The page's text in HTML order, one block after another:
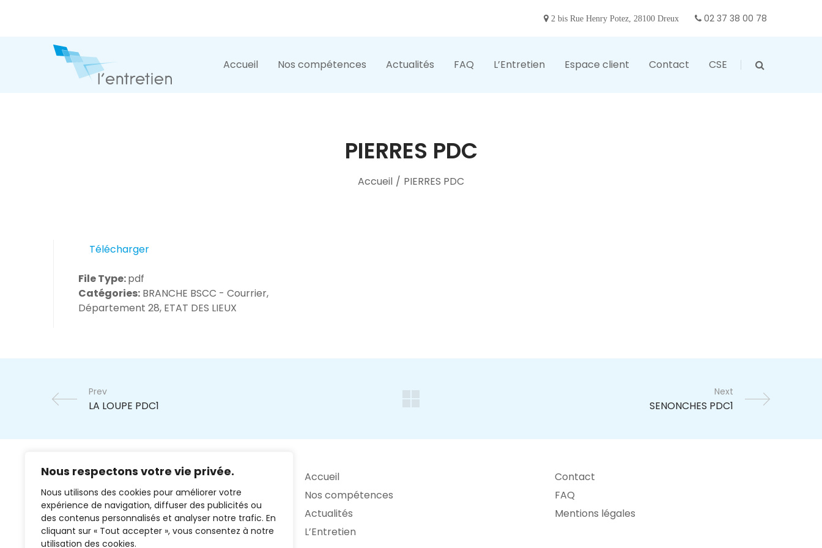
Nous respectons votre vie privée.
Nous utilisons des cookies pour améliorer votre
expérience de navigation, diffuser des publicités ou
des contenus personnalisés et analyser notre trafic. En
cliquant sur « Tout accepter », vous consentez à notre
utilisation des cookies.
2 bis Rue Henry Potez, 28100 Dreux 02 37 38 00 78
Accueil Nos compétences Actualités FAQ L’Entretien Espace client Contact CSE
PIERRES PDC
Accueil / PIERRES PDC
Télécharger
File Type:pdf
Catégories: BRANCHE BSCC - Courrier,
Département 28, ETAT DES LIEUX
Prev Next
02 37 38 00 78
Accueil
Nos compétences
Actualités
L’Entretien
Contact
FAQ
Mentions légales